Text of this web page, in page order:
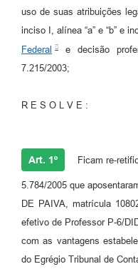
uso de suas atribuições
inciso I, alínea “a” e “b” e
Federal
e decisão
7.215/2003;
R E S O L V E :
Art. 1º Ficam re-
5.784/2005 que
DE PAIVA, matrícula
efetivo de Professor P-6/
com as vantagens
do Egrégio Tribunal de